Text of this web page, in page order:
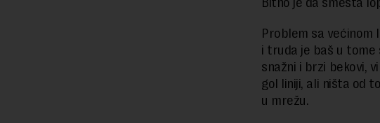
Bitno je da smešta
Problem sa većinom
i truda je baš u tome
snažni i brzi bekovi,
gol liniji, ali ništa od
u mrežu.